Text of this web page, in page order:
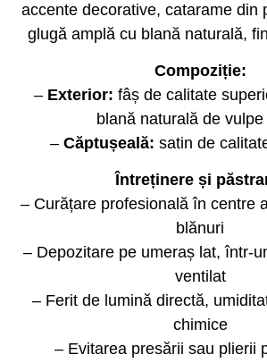
accente decorative, catarame din
glugă amplă cu blană naturală,
Compoziție:
– Exterior: fâș de calitate
blană naturală de
– Căptușeală: satin de
Întreținere și
– Curățare profesională în centre
blănuri
– Depozitare pe umeraș lat, într-
ventilat
– Ferit de lumină directă,
chimice
– Evitarea presării sau plierii